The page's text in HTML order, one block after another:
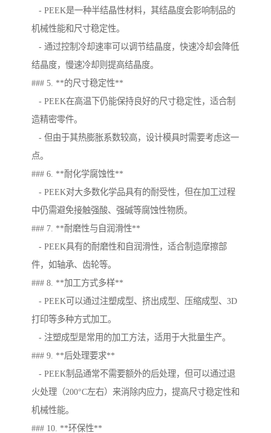
- PEEK是一种半结晶性材料，其结晶度会影响制品的
机械性能和尺寸稳定性。
- 通过控制冷却速率可以调节结晶度，快速冷却会降低
结晶度，慢速冷却则提高结晶度。
### 5. **的尺寸稳定性**
- PEEK在高温下仍能保持良好的尺寸稳定性，适合制
造精密零件。
- 但由于其热膨胀系数较高，设计模具时需要考虑这一
点。
### 6. **耐化学腐蚀性**
- PEEK对大多数化学品具有的耐受性，但在加工过程
中仍需避免接触强酸、强碱等腐蚀性物质。
### 7. **耐磨性与自润滑性**
- PEEK具有的耐磨性和自润滑性，适合制造摩擦部
件，如轴承、齿轮等。
### 8. **加工方式多样**
- PEEK可以通过注塑成型、挤出成型、压缩成型、3D
打印等多种方式加工。
- 注塑成型是常用的加工方法，适用于大批量生产。
### 9. **后处理要求**
- PEEK制品通常不需要额外的后处理，但可以通过退
火处理（200°C左右）来消除内应力，提高尺寸稳定性和
机械性能。
### 10. **环保性**